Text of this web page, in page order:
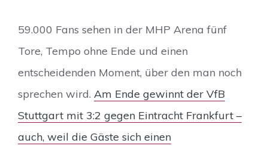
59.000 Fans sehen in der MHP Arena fünf
Tore, Tempo ohne Ende und einen
entscheidenden Moment, über den man noch
sprechen wird. Am Ende gewinnt der VfB
Stuttgart mit 3:2 gegen Eintracht Frankfurt –
auch, weil die Gäste sich einen